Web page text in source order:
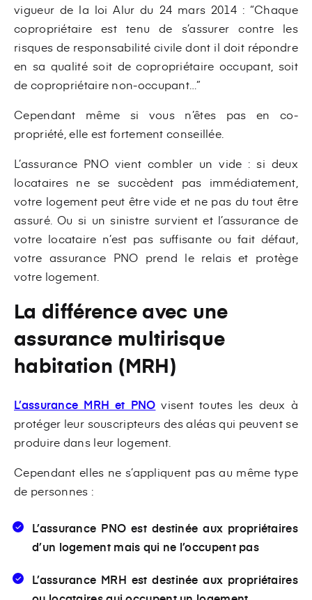
vigueur de la loi Alur du 24 mars 2014 : “Chaque
copropriétaire est tenu de s’assurer contre les
risques de responsabilité civile dont il doit répondre
en sa qualité soit de copropriétaire occupant, soit
de copropriétaire non-occupant…”
Cependant même si vous n’êtes pas en co-
propriété, elle est fortement conseillée.
L’assurance PNO vient combler un vide : si deux
locataires ne se succèdent pas immédiatement,
votre logement peut être vide et ne pas du tout être
assuré. Ou si un sinistre survient et l’assurance de
votre locataire n’est pas suffisante ou fait défaut,
votre assurance PNO prend le relais et protège
votre logement.
La différence avec une
assurance multirisque
habitation (MRH)
L’assurance MRH et PNO visent toutes les deux à
protéger leur souscripteurs des aléas qui peuvent se
produire dans leur logement.
Cependant elles ne s’appliquent pas au même type
de personnes :
L’assurance PNO est destinée aux propriétaires
d’un logement mais qui ne l’occupent pas
L’assurance MRH est destinée aux propriétaires